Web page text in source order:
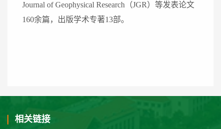
Journal of Geophysical Research （JGR）等发表论文
160余篇，出版学术专著13部。
相关链接